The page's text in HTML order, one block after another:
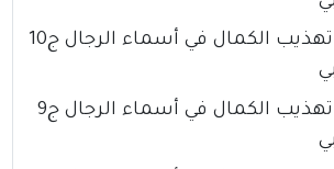
كتاب تذهيب تهذيب الكمال في أسماء الرجال ج10
كتاب تذهيب تهذيب الكمال في أسماء الرجال ج9